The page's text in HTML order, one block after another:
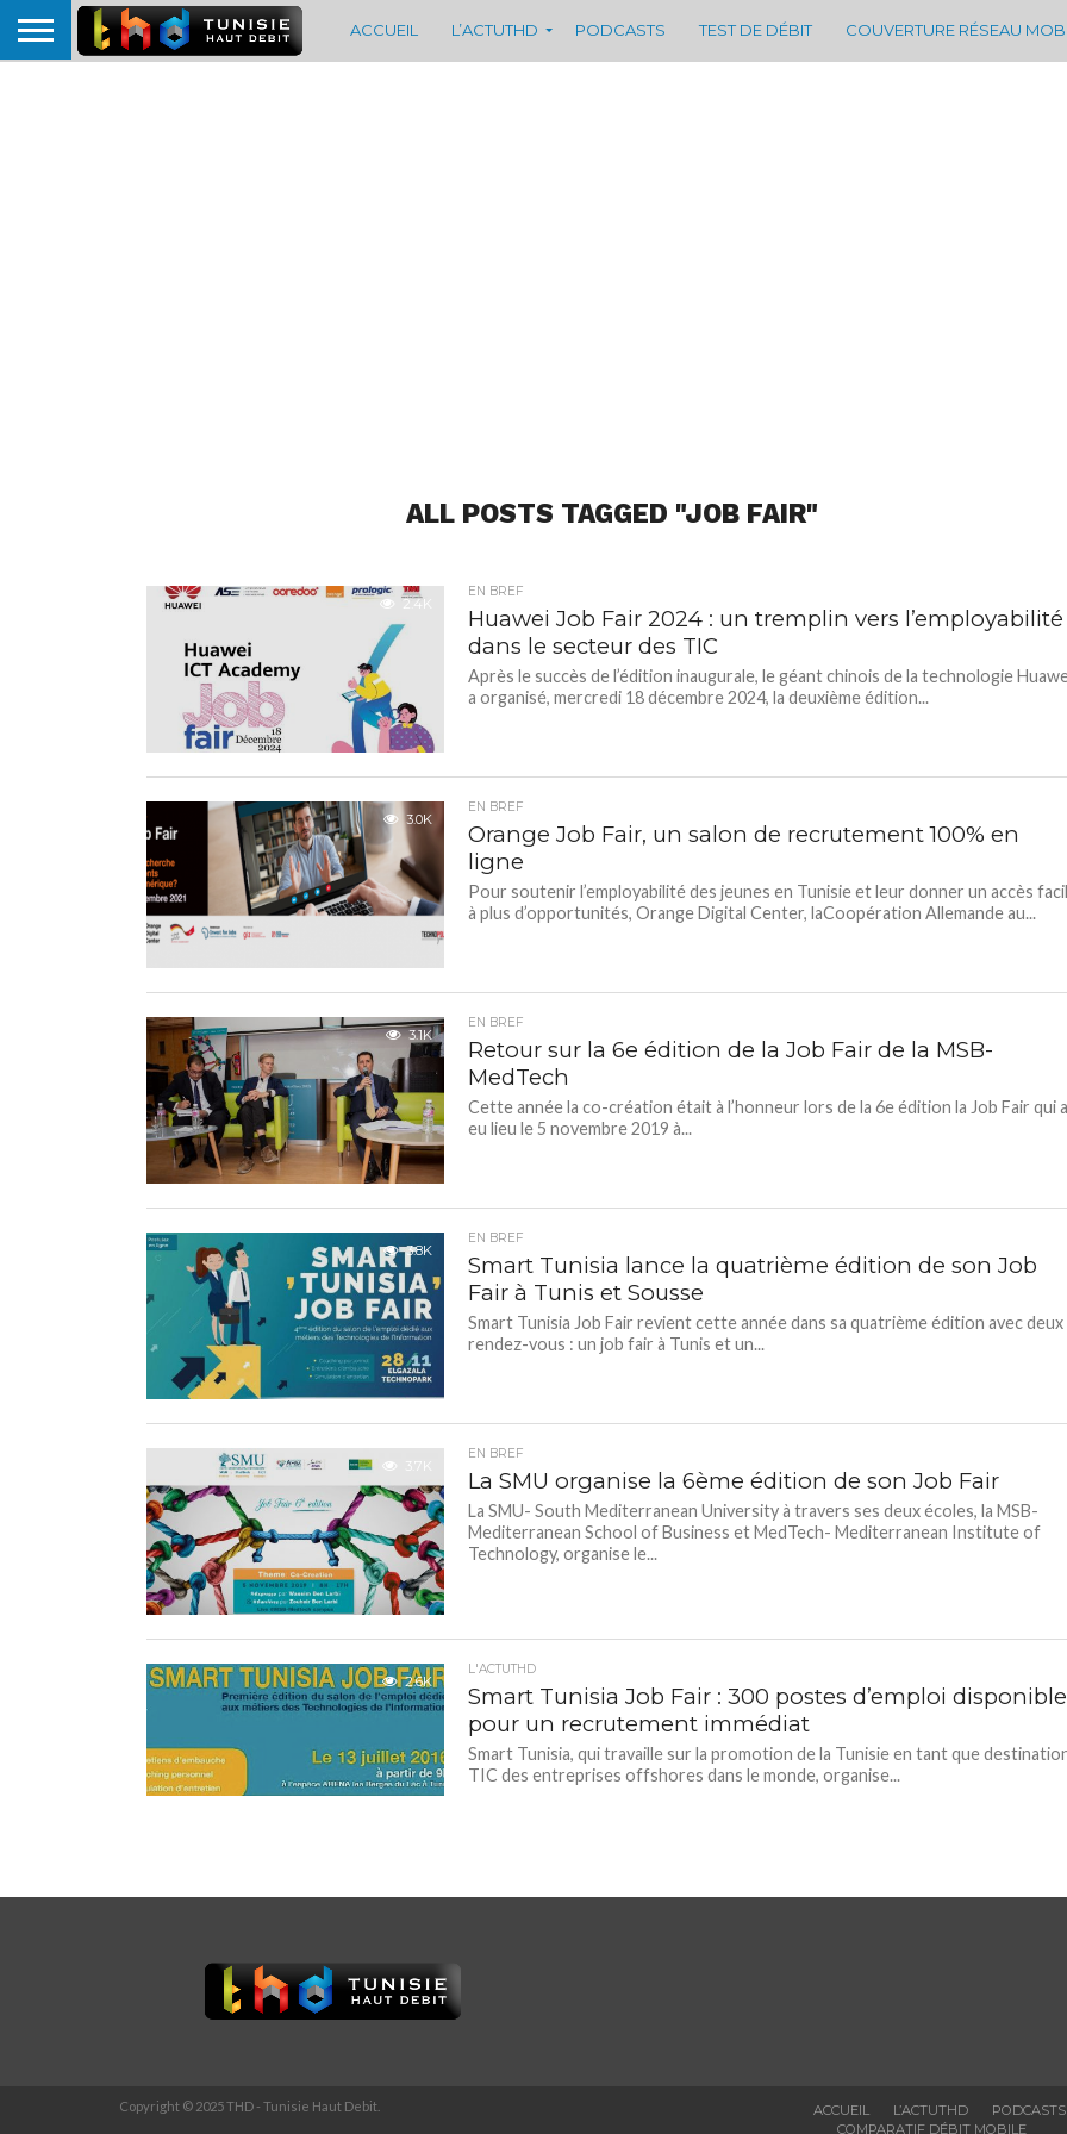
ACCUEIL L’ACTUTHD PODCASTS TEST DE DÉBIT COUVERTURE RÉSEAU
ALL POSTS TAGGED "JOB FAIR"
2.4K
EN BREF
Huawei Job Fair 2024 : un tremplin vers l’employabilité
dans le secteur des TIC
Après le succès de l’édition inaugurale, le géant chinois de la technologie
a organisé, mercredi 18 décembre 2024, la deuxième édition...
3.0K
EN BREF
Orange Job Fair, un salon de recrutement 100% en
ligne
Pour soutenir l’employabilité des jeunes en Tunisie et leur donner un accès
à plus d’opportunités, Orange Digital Center, laCoopération Allemande au...
3.1K
EN BREF
Retour sur la 6e édition de la Job Fair de la MSB-
MedTech
Cette année la co-création était à l’honneur lors de la 6e édition la Job Fair qui
eu lieu le 5 novembre 2019 à...
3.8K
EN BREF
Smart Tunisia lance la quatrième édition de son Job
Fair à Tunis et Sousse
Smart Tunisia Job Fair revient cette année dans sa quatrième édition avec deux
rendez-vous : un job fair à Tunis et un...
3.7K
EN BREF
La SMU organise la 6ème édition de son Job Fair
La SMU- South Mediterranean University à travers ses deux écoles, la MSB-
Mediterranean School of Business et MedTech- Mediterranean Institute of
Technology, organise le...
2.6K
L'ACTUTHD
Smart Tunisia Job Fair : 300 postes d’emploi
pour un recrutement immédiat
Smart Tunisia, qui travaille sur la promotion de la Tunisie en tant que
TIC des entreprises offshores dans le monde, organise...
ACCUEIL L’ACTUTHD
PODCASTS
COMPARATIF DÉBIT MOBILE
Copyright © 2025 THD - Tunisie Haut Debit.